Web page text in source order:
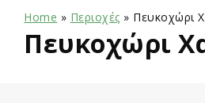
Home » Περιοχές » Πευκοχώρι
Πευκοχώρι